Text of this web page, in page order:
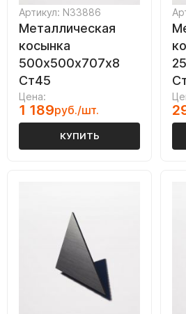
Артикул: N33886
Металлическая
косынка
500х500х707х8
Ст45
Цена:
1 189руб./шт.
КУПИТЬ